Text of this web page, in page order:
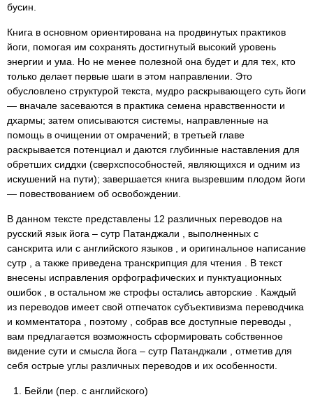
бусин.
Книга в основном ориентирована на продвинутых практиков
йоги, помогая им сохранять достигнутый высокий уровень
энергии и ума. Но не менее полезной она будет и для тех, кто
только делает первые шаги в этом направлении. Это
обусловлено структурой текста, мудро раскрывающего суть йоги
— вначале засеваются в практика семена нравственности и
дхармы; затем описываются системы, направленные на
помощь в очищении от омрачений; в третьей главе
раскрывается потенциал и даются глубинные наставления для
обретших сиддхи (сверхспособностей, являющихся и одним из
искушений на пути); завершается книга вызревшим плодом йоги
— повествованием об освобождении.
В данном тексте представлены 12 различных переводов на
русский язык йога – сутр Патанджали , выполненных с
санскрита или с английского языков , и оригинальное написание
сутр , а также приведена транскрипция для чтения . В текст
внесены исправления орфографических и пунктуационных
ошибок , в остальном же строфы остались авторские . Каждый
из переводов имеет свой отпечаток субъективизма переводчика
и комментатора , поэтому , собрав все доступные переводы ,
вам предлагается возможность сформировать собственное
видение сути и смысла йога – сутр Патанджали , отметив для
себя острые углы различных переводов и их особенности.
Бейли (пер. с английского)